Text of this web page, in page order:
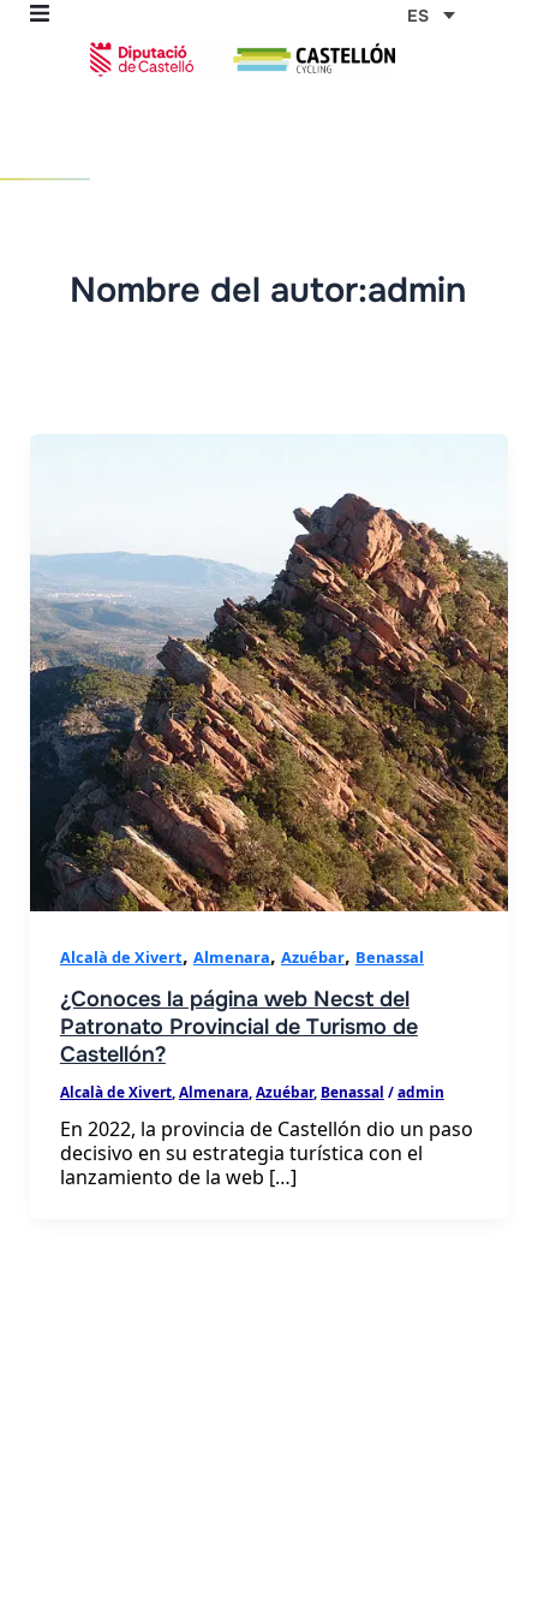
contenido
ES
Nombre del autor:admin
Alcalà de Xivert, Almenara, Azuébar, Benassal
¿Conoces la página web Necst del
Patronato Provincial de Turismo de
Castellón?
Alcalà de Xivert, Almenara, Azuébar, Benassal /admin
En 2022, la provincia de Castellón dio un paso
decisivo en su estrategia turística con el
lanzamiento de la web […]